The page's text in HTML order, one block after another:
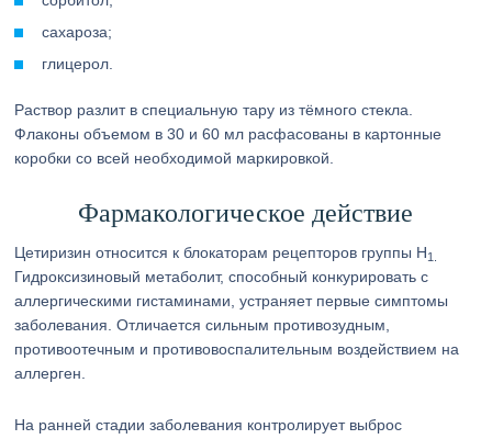
сахароза;
глицерол.
Раствор разлит в специальную тару из тёмного стекла.
Флаконы объемом в 30 и 60 мл расфасованы в картонные
коробки со всей необходимой маркировкой.
Фармакологическое действие
Цетиризин относится к блокаторам рецепторов группы Н1.
Гидроксизиновый метаболит, способный конкурировать с
аллергическими гистаминами, устраняет первые симптомы
заболевания. Отличается сильным противозудным,
противоотечным и противовоспалительным воздействием на
аллерген.
На ранней стадии заболевания контролирует выброс